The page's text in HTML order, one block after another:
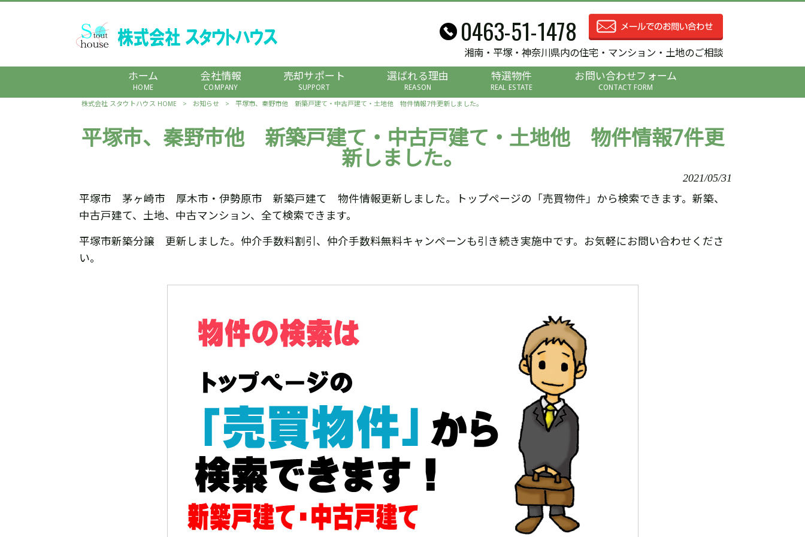
0463-51-1478
湘南・平塚・神奈川県内の住宅・マンション・土地のご相談
ホーム
HOME
会社情報
COMPANY
売却サポート
SUPPORT
選ばれる理由
REASON
特選物件
REAL ESTATE
お問い合わせフォーム
CONTACT FORM
株式会社 スタウトハウス HOME > お知らせ > 平塚市、秦野市他 新築戸建て・中古戸建て・土地他 物件情報7件更新しました。
平塚市、秦野市他 新築戸建て・中古戸建て・土地他 物件情報7件更
新しました。
2021/05/31
平塚市 茅ヶ崎市 厚木市・伊勢原市 新築戸建て 物件情報更新しました。トップページの「売買物件」から検索できます。新築、
中古戸建て、土地、中古マンション、全て検索できます。
平塚市新築分譲 更新しました。仲介手数料割引、仲介手数料無料キャンペーンも引き続き実施中です。お気軽にお問い合わせくださ
い。